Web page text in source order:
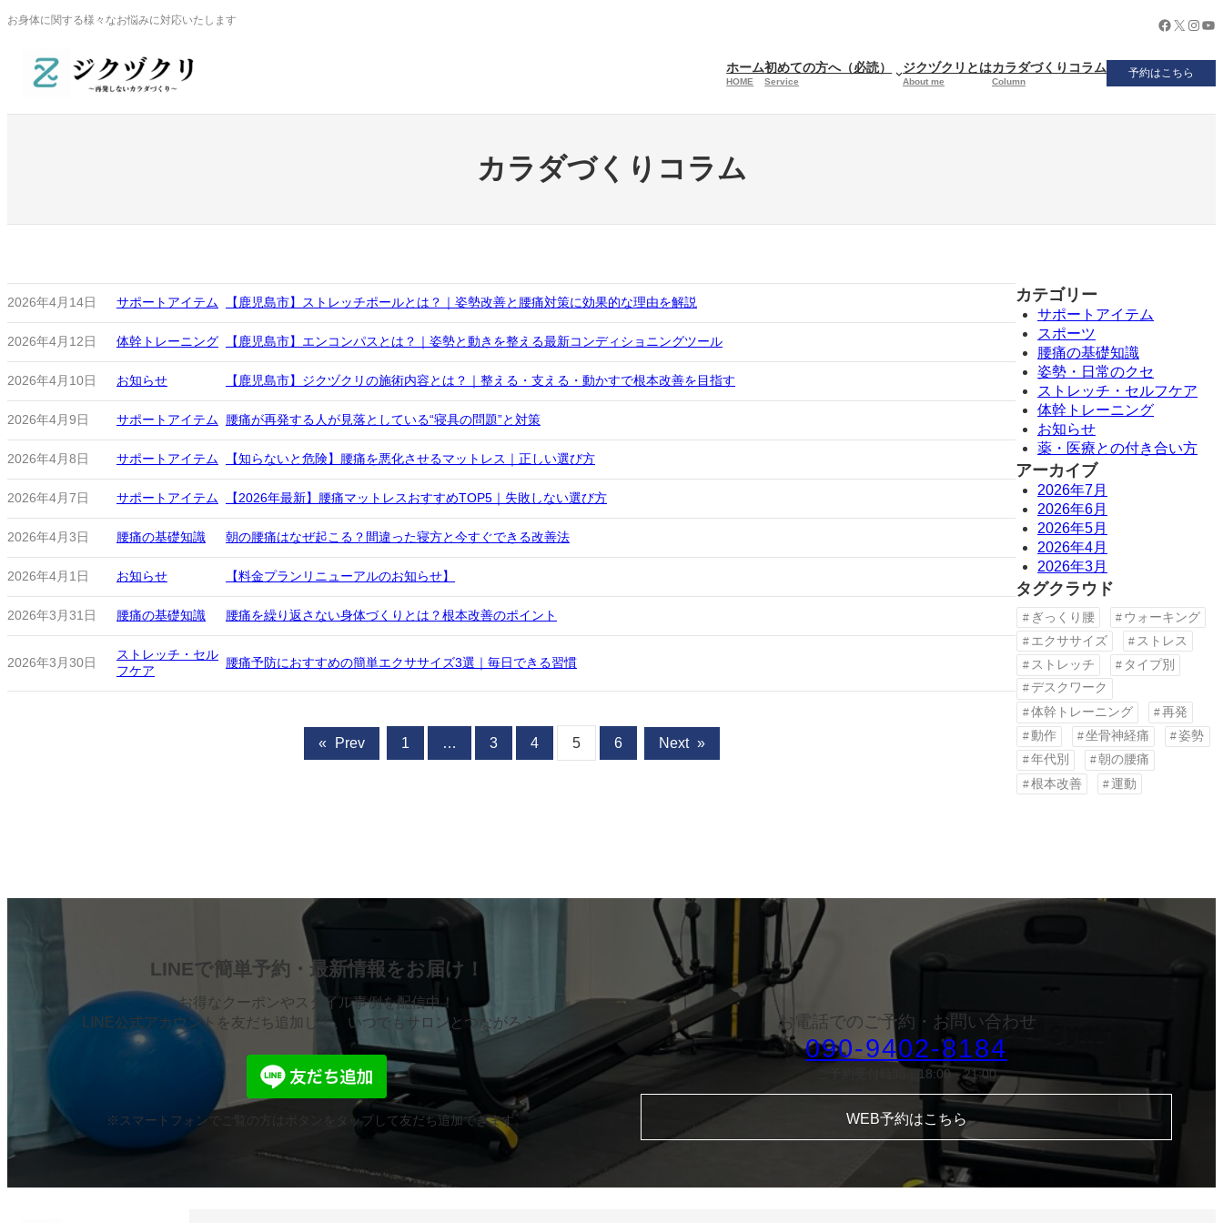
内
ッ
お身体に関する様々なお悩みに対応いたします Facebook
X
ホーム
HOME
初めての方へ（必読）
Service
ジクヅクリとは
About me
カラダづくりコラム
Column
予約はこちら
カラダづくりコラム
2026年4月14日 サポートアイテム 【鹿児島市】ストレッチポールとは？｜姿勢改善と腰痛対策に効果的な理由を解説
2026年4月12日 体幹トレーニング 【鹿児島市】エンコンパスとは？｜姿勢と動きを整える最新コンディショニングツール
2026年4月10日 お知らせ 【鹿児島市】ジクヅクリの施術内容とは？｜整える・支える・動かすで根本改善を目指す
2026年4月9日 サポートアイテム 腰痛が再発する人が見落としている“寝具の問題”と対策
2026年4月8日 サポートアイテム 【知らないと危険】腰痛を悪化させるマットレス｜正しい選び方
2026年4月7日 サポートアイテム 【2026年最新】腰痛マットレスおすすめTOP5｜失敗しない選び方
2026年4月3日 腰痛の基礎知識 朝の腰痛はなぜ起こる？間違った寝方と今すぐできる改善法
2026年4月1日 お知らせ 【料金プランリニューアルのお知らせ】
2026年3月31日 腰痛の基礎知識 腰痛を繰り返さない身体づくりとは？根本改善のポイント
2026年3月30日
ストレッチ・セル
フケア
腰痛予防におすすめの簡単エクササイズ3選｜毎日できる習慣
« Prev 1 … 3 4 5 6 Next »
カテゴリー
サポートアイテム
スポーツ
腰痛の基礎知識
姿勢・日常のクセ
ストレッチ・セルフケア
体幹トレーニング
お知らせ
薬・医療との付き合い方
アーカイブ
2026年7月
2026年6月
2026年5月
2026年4月
2026年3月
タグクラウド
ぎっくり腰
ウォーキング
エクササイズ
ストレス
ストレッチ
タイプ別
デスクワーク
体幹トレーニング
再発
動作
坐骨神経痛
姿勢
年代別
朝の腰痛
根本改善
運動
LINEで簡単予約・ 最新情報をお届け！
お得なクーポンやスタイル事例を配信中！
LINE公式アカウントを友だち追加して、 いつでもサロンとつながろう。
※スマートフォンでご覧の方はボタンを タップして友だち追加できます。
お電話でのご予約・ お問い合わせ
090-9402-8184
ご予約受付時間：18:00～21:00
WEB予約はこちら